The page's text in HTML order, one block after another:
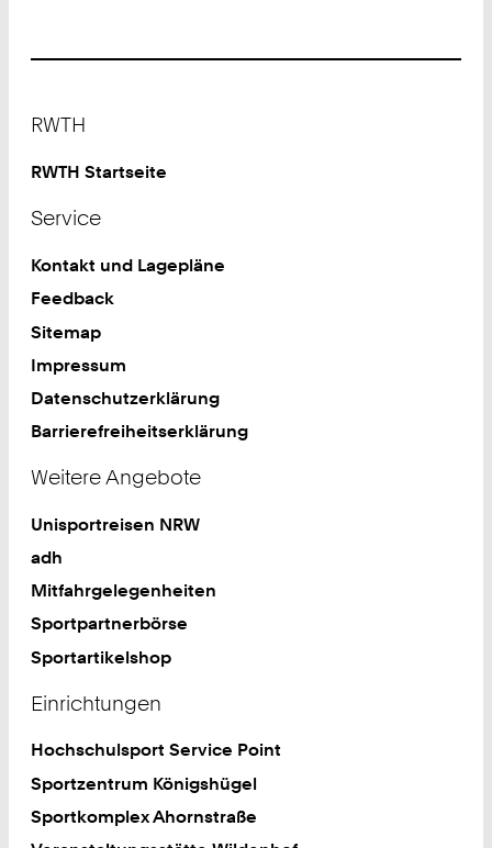
RWTH
RWTH Startseite
Service
Kontakt und Lagepläne
Feedback
Sitemap
Impressum
Datenschutzerklärung
Barrierefreiheitserklärung
Weitere Angebote
Unisportreisen NRW
adh
Mitfahrgelegenheiten
Sportpartnerbörse
Sportartikelshop
Einrichtungen
Hochschulsport Service Point
Sportzentrum Königshügel
Sportkomplex Ahornstraße